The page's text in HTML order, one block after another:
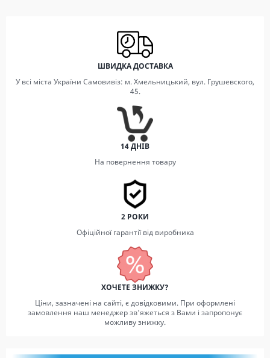
ШВИДКА ДОСТАВКА
У всі міста України Самовивіз: м. Хмельницький, вул. Грушевского,
45.
14 ДНІВ
На повернення товару
2 РОКИ
Офіційної гарантії від виробника
ХОЧЕТЕ ЗНИЖКУ?
Ціни, зазначені на сайті, є довідковими. При оформлені
замовлення наш менеджер зв'яжеться з Вами і запропонує
можливу знижку.